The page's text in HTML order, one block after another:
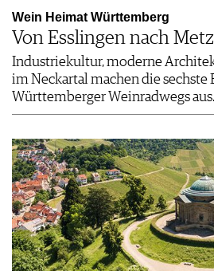
Wein Heimat Württemberg
Von Esslingen nach
Industriekultur, moderne
im Neckartal machen die sechste
Württemberger Weinradwegs aus.